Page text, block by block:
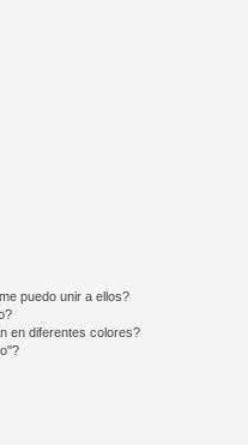
puedo unir a ellos?
en diferentes colores?